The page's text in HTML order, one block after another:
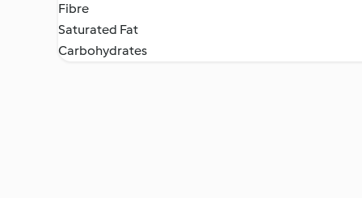
Fibre
Saturated Fat
Carbohydrates